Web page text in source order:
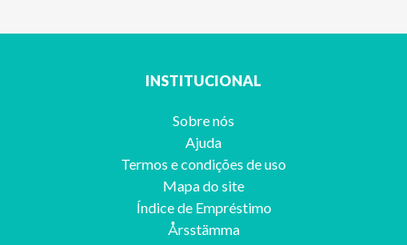
INSTITUCIONAL
Sobre nós
Ajuda
Termos e condições de uso
Mapa do site
Índice de Empréstimo
Årsstämma